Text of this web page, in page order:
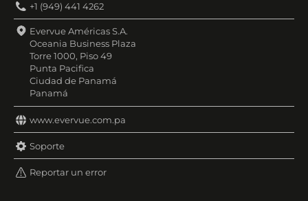
+1 (949) 441 4262
Evervue Américas S.A.
Oceania Business Plaza
Torre 1000, Piso 49
Punta Pacifica
Ciudad de Panamá
Panamá
www.evervue.com.pa
Soporte
Reportar un error